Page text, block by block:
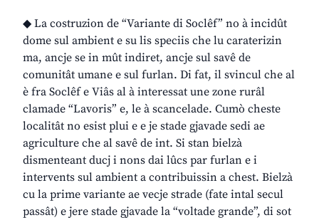
◆ La costruzion de “Variante di Soclêf” no à incidût
dome sul ambient e su lis speciis che lu caraterizin
ma, ancje se in mût indiret, ancje sul savê de
comunitât umane e sul furlan. Di fat, il svincul che al
è fra Soclêf e Viâs al à interessat une zone rurâl
clamade “Lavoris” e, le à scancelade. Cumò cheste
localitât no esist plui e e je stade gjavade sedi ae
agriculture che al savê de int. Si stan bielzà
dismenteant ducj i nons dai lûcs par furlan e i
intervents sul ambient a contribuissin a chest. Bielzà
cu la prime variante ae vecje strade (fate intal secul
passât) e jere stade gjavade la “voltade grande”, di sot